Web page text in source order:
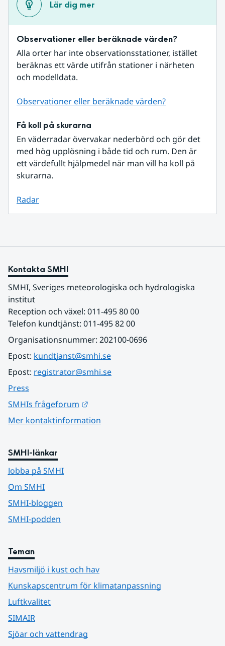
Lär dig mer
Observationer eller beräknade värden?
Alla orter har inte observationsstationer, istället
beräknas ett värde utifrån stationer i närheten
och modelldata.
Observationer eller beräknade värden?
Få koll på skurarna
En väderradar övervakar nederbörd och gör det
med hög upplösning i både tid och rum. Den är
ett värdefullt hjälpmedel när man vill ha koll på
skurarna.
Radar
Kontakta SMHI
SMHI, Sveriges meteorologiska och hydrologiska
institut
Reception och växel: 011-495 80 00
Telefon kundtjänst: 011-495 82 00
Organisationsnummer: 202100-0696
Epost: kundtjanst@smhi.se
Epost: registrator@smhi.se
Press
SMHIs frågeforum
Mer kontaktinformation
SMHI-länkar
Jobba på SMHI
Om SMHI
SMHI-bloggen
SMHI-podden
Teman
Havsmiljö i kust och hav
Kunskapscentrum för klimatanpassning
Luftkvalitet
SIMAIR
Sjöar och vattendrag